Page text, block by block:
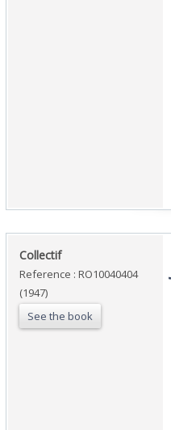
‎Collectif‎
Reference : RO10040404
(1947)
See the book